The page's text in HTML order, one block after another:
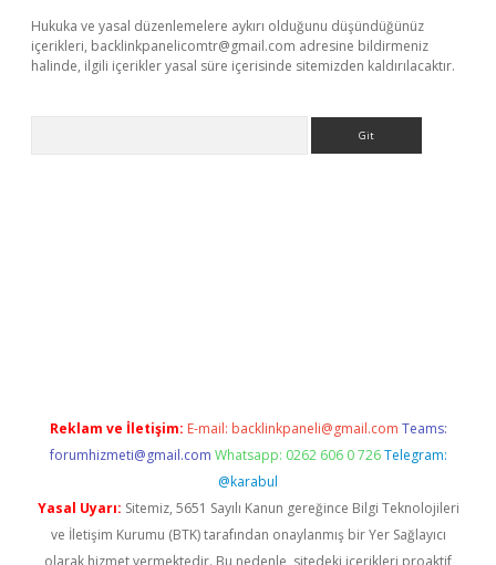
Hukuka ve yasal düzenlemelere aykırı olduğunu düşündüğünüz
içerikleri, backlinkpanelicomtr@gmail.com adresine bildirmeniz
halinde, ilgili içerikler yasal süre içerisinde sitemizden kaldırılacaktır.
Reklam ve İletişim: E-mail: backlinkpaneli@gmail.com Teams:
forumhizmeti@gmail.com Whatsapp: 0262 606 0 726 Telegram:
@karabul
Yasal Uyarı: Sitemiz, 5651 Sayılı Kanun gereğince Bilgi Teknolojileri
ve İletişim Kurumu (BTK) tarafından onaylanmış bir Yer Sağlayıcı
olarak hizmet vermektedir. Bu nedenle, sitedeki içerikleri proaktif